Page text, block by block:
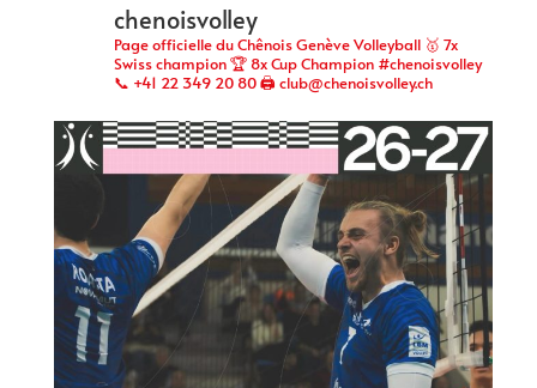
chenoisvolley
Page officielle du Chênois Genève Volleyball 🥇 7x
Swiss champion 🏆 8x Cup Champion #chenoisvolley
📞 +41 22 349 20 80 🖨 club@chenoisvolley.ch